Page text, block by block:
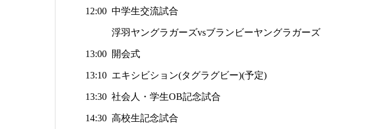
12:00 中学生交流試合
浮羽ヤングラガーズvsブランビーヤングラガーズ
13:00 開会式
13:10 エキシビション(タグラグビー)(予定)
13:30 社会人・学生OB記念試合
14:30 高校生記念試合